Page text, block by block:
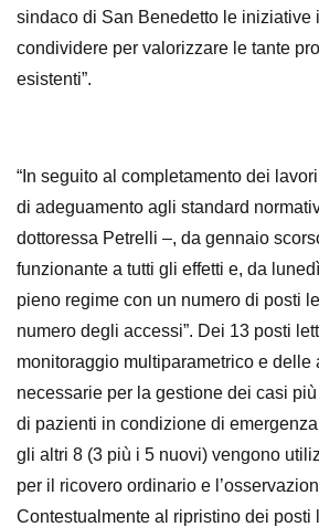
sindaco di San Benedetto le iniziative
condividere per valorizzare le tante
esistenti”.
“ In seguito al completamento dei
di adeguamento agli standard
dottoressa Petrelli –, da gennaio
funzionante a tutti gli effetti e, da
pieno regime con un numero di posti
numero degli accessi”. Dei 13 posti
monitoraggio multiparametrico e delle
necessarie per la gestione dei casi
di pazienti in condizione di
gli altri 8 (3 più i 5 nuovi) vengono
per il ricovero ordinario e
Contestualmente al ripristino dei posti